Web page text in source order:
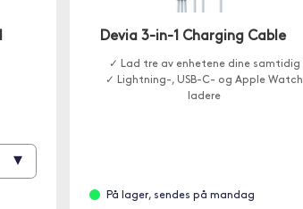
▾
Devia 3-in-1 Charging Cable
✓ Lad tre av enhetene dine samtidig
✓ Lightning-, USB-C- og Apple Watch
ladere
På lager, sendes på mandag